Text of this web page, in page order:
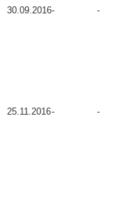
30.09.2016- -
25.11.2016- -